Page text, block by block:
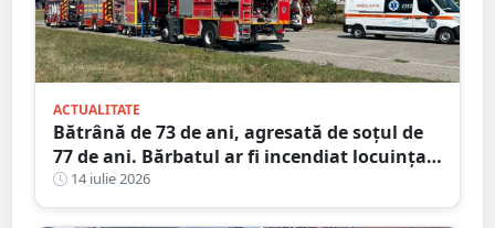
ACTUALITATE
Bătrână de 73 de ani, agresată de soțul de
77 de ani. Bărbatul ar fi incendiat locuința
din județul Satu Mare
14 iulie 2026